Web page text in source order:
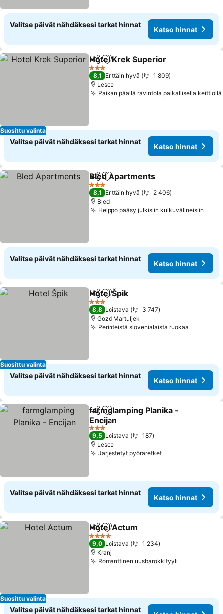
Valitse päivät nähdäksesi tarkat hinnat
Katso hinnat
Suosittu valinta
Jaa Lisää suosikkeihin
Hotel Krek Superior
3 Tähtiluokitus
8,1 Erittäin hyvä
1 809
Lesce
Paikan päällä ravintola paikallisella keittiöllä
Valitse päivät nähdäksesi tarkat hinnat
Katso hinnat
Jaa Lisää suosikkeihin
Bled Apartments
3 Tähtiluokitus
8,1 Erittäin hyvä
2 406
Bled
Helppo pääsy julkisiin kulkuvälineisiin
Valitse päivät nähdäksesi tarkat hinnat
Katso hinnat
Suosittu valinta
Jaa Lisää suosikkeihin
Hotel Špik
3 Tähtiluokitus
8,8 Loistava
3 747
Gozd Martuljek
Perinteistä slovenialaista ruokaa
Valitse päivät nähdäksesi tarkat hinnat
Katso hinnat
Jaa Lisää suosikkeihin
farmglamping Planika -
Encijan
Katso hinnat
3 Tähtiluokitus
9,5 Loistava
187
Lesce
Järjestetyt pyöräretketKatso hinnat
Valitse päivät nähdäksesi tarkat hinnat
Katso hinnat
Suosittu valinta
Jaa Lisää suosikkeihin
Hotel Actum
4 Tähtiluokitus
9,0 Loistava
1 234
Kranj
Romanttinen uusbarokkityyli
Valitse päivät nähdäksesi tarkat hinnat